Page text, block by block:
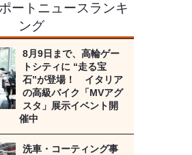
ートニュースランキ
ング
8月9日まで、高輪ゲー
トシティに “走る宝
石”が登場！ イタリア
の高級バイク「MVアグ
スタ」展示イベント開
催中
洗車・コーティング事